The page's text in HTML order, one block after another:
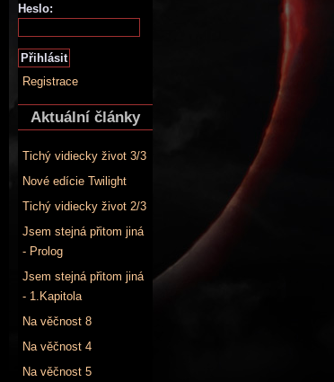
Heslo:
Registrace
Aktuální články
Tichý vidiecky život 3/3
Nové edície Twilight
Tichý vidiecky život 2/3
Jsem stejná přitom jiná
- Prolog
Jsem stejná přitom jiná
- 1.Kapitola
Na věčnost 8
Na věčnost 4
Na věčnost 5